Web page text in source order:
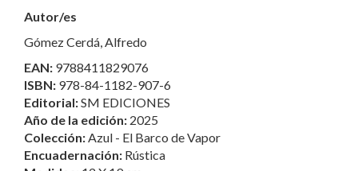
Autor/es
Gómez Cerdá, Alfredo
EAN: 9788411829076
ISBN: 978-84-1182-907-6
Editorial:SM EDICIONES
Año de la edición: 2025
Colección: Azul - El Barco de Vapor
Encuadernación: Rústica